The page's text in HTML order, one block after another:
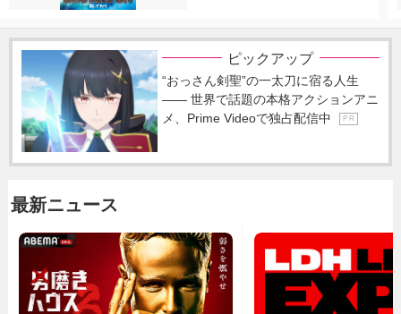
ピックアップ
“おっさん剣聖”の一太刀に宿る人生
―― 世界で話題の本格アクションアニ
メ、Prime Videoで独占配信中
P R
最新ニュース